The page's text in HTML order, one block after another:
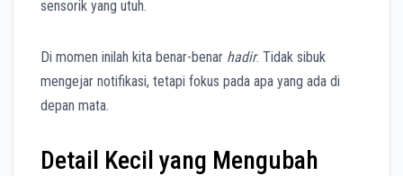
sensorik yang utuh.
Di momen inilah kita benar-benar hadir. Tidak sibuk
mengejar notifikasi, tetapi fokus pada apa yang ada di
depan mata.
Detail Kecil yang Mengubah